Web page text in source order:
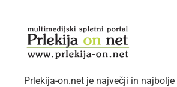
Prlekija-on.net je največji in najbolje